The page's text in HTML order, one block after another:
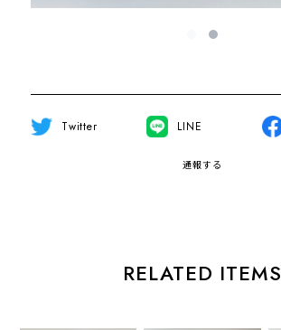
Twitter LINE
通報する
RELATED ITEMS